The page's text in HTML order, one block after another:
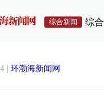
综合新闻 综合
| 环渤海新闻网